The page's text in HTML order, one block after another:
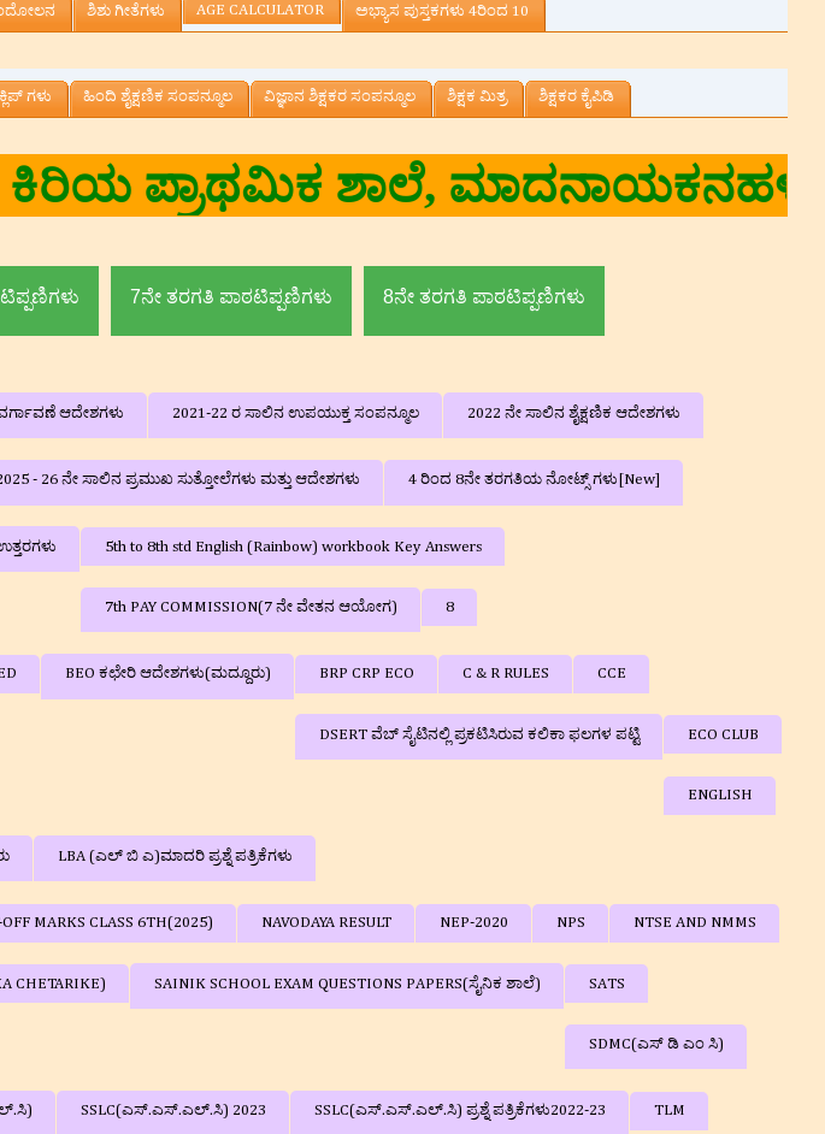
ಶಿಶು ಗೀತೆಗಳು AGE CALCULATOR ಅಭ್ಯಾಸ ಪುಸ್ತಕಗಳು 4ರಿಂದ 10
ಗಳು ಹಿಂದಿ ಶೈಕ್ಷಣಿಕ ಸಂಪನ್ಮೂಲ ವಿಜ್ಞಾನ ಶಿಕ್ಷಕರ ಸಂಪನ್ಮೂಲ ಶಿಕ್ಷಕ ಮಿತ್ರ ಶಿಕ್ಷಕರ ಕೈಪಿಡಿ
,ಸಹ ಶಿಕ್ಷಕರು, ಸರ್ಕಾರಿ ಕಿರಿಯ
7ನೇ ತರಗತಿ ಪಾಠಟಿಪ್ಪಣಿಗಳು 8ನೇ ತರಗತಿ ಪಾಠಟಿಪ್ಪಣಿಗಳು
ಆದೇಶಗಳು 2021-22 ರ ಸಾಲಿನ ಉಪಯುಕ್ತ ಸಂಪನ್ಮೂಲ 2022 ನೇ ಸಾಲಿನ ಶೈಕ್ಷಣಿಕ ಆದೇಶಗಳು
- 26 ನೇ ಸಾಲಿನ ಪ್ರಮುಖ ಸುತ್ತೋಲೆಗಳು ಮತ್ತು ಆದೇಶಗಳು 4 ರಿಂದ 8ನೇ ತರಗತಿಯ ನೋಟ್ಸ್ ಗಳು[New]
5th to 8th std English (Rainbow) workbook Key Answers
7th PAY COMMISSION(7 ನೇ ವೇತನ ಆಯೋಗ) 8
BEO ಕಛೇರಿ ಆದೇಶಗಳು(ಮದ್ದೂರು) BRP CRP ECO C & R RULES CCE
DSERT ವೆಬ್ ಸೈಟಿನಲ್ಲಿ ಪ್ರಕಟಿಸಿರುವ ಕಲಿಕಾ ಫಲಗಳ ಪಟ್ಟಿ ECO CLUB
ENGLISH
LBA (ಎಲ್ ಬಿ ಎ)ಮಾದರಿ ಪ್ರಶ್ನೆ ಪತ್ರಿಕೆಗಳು
OFF MARKS CLASS 6TH(2025) NAVODAYA RESULT NEP-2020 NPS NTSE AND NMMS
CHETARIKE) SAINIK SCHOOL EXAM QUESTIONS PAPERS(ಸೈನಿಕ ಶಾಲೆ) SATS
SDMC(ಎಸ್ ಡಿ ಎಂ ಸಿ)
SSLC(ಎಸ್.ಎಸ್.ಎಲ್.ಸಿ) 2023 SSLC(ಎಸ್.ಎಸ್.ಎಲ್.ಸಿ) ಪ್ರಶ್ನೆ ಪತ್ರಿಕೆಗಳು2022-23 TLM